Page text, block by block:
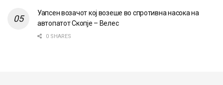
Уапсен возачот кој возеше во спротивна насока на
автопатот Скопје – Велес
0 SHARES